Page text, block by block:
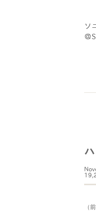
ソ
＠
（